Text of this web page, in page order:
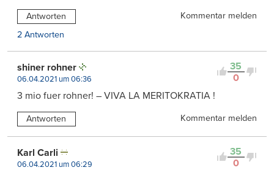
Antworten
Kommentar melden
2 Antworten
35
0
shiner rohner
06.04.2021 um 06:36
3 mio fuer rohner! – VIVA LA MERITOKRATIA !
Antworten Kommentar melden
35
0
Karl Carli
06.04.2021 um 06:29